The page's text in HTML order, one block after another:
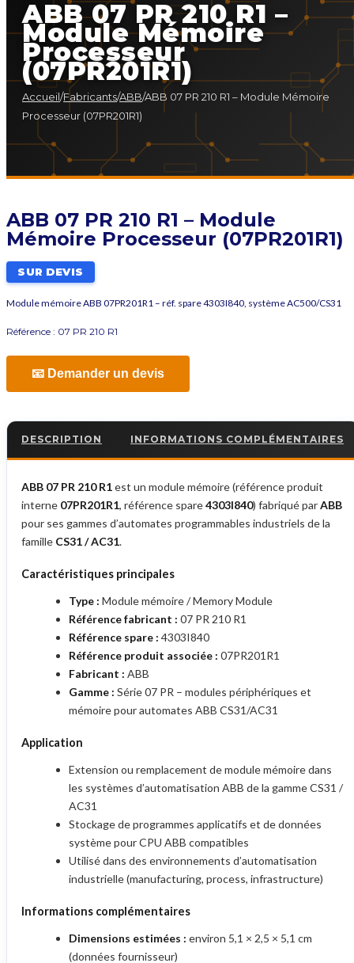
ABB 07 PR 210 R1 –
Module Mémoire
Processeur
(07PR201R1)
Accueil/Fabricants/ABB/ABB 07 PR 210 R1 – Module Mémoire
Processeur (07PR201R1)
ABB 07 PR 210 R1 – Module
Mémoire Processeur (07PR201R1)
SUR DEVIS
Module mémoire ABB 07PR201R1 – réf. spare 4303I840, système AC500/CS31
Référence : 07 PR 210 R1
📧 Demander un devis
DESCRIPTION INFORMATIONS COMPLÉMENTAIRES
ABB 07 PR 210 R1est un module mémoire (référence produit
interne 07PR201R1, référence spare4303I840) fabriqué parABB
pour ses gammes d’automates programmables industriels de la
famille CS31 / AC31.
Caractéristiques principales
Type : Module mémoire / Memory Module
Référence fabricant : 07 PR 210 R1
Référence spare : 4303I840
Référence produit associée : 07PR201R1
Fabricant : ABB
Gamme : Série 07 PR – modules périphériques et
mémoire pour automates ABB CS31/AC31
Application
Extension ou remplacement de module mémoire dans
les systèmes d’automatisation ABB de la gamme CS31 /
AC31
Stockage de programmes applicatifs et de données
système pour CPU ABB compatibles
Utilisé dans des environnements d’automatisation
industrielle (manufacturing, process, infrastructure)
Informations complémentaires
Dimensions estimées : environ 5,1 × 2,5 × 5,1 cm
(données fournisseur)